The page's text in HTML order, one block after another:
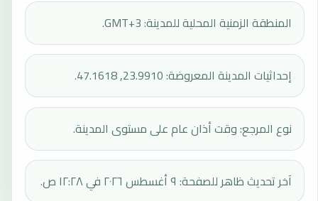
المنطقة الزمنية المحلية للمدينة: GMT+3.
إحداثيات المدينة المعروضة: 23.9910, 47.1618.
نوع المرجع: وقت أذان عام على مستوى المدينة.
آخر تحديث ظاهر للصفحة: ٩ أغسطس ٢٠٢٦ في ١٢:٢٨ ص.